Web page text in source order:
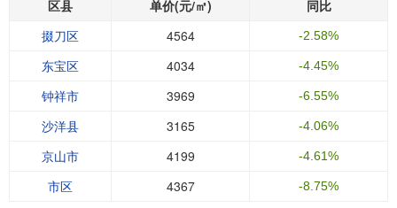
区县 单价(元/㎡)
同比
掇刀区
4564 -2.58%
东宝区 4034 -4.45%
钟祥市 3969 -6.55%
沙洋县 3165 -4.06%
京山市 4199 -4.61%
市区 4367 -8.75%